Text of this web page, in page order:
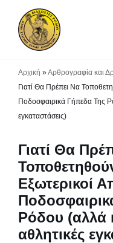
Μεταπηδήστε
Αρχική »Αρθρογραφία και
Γιατί Θα Πρέπει Να
Ποδοσφαιρικά Γήπεδα Της
εγκαταστάσεις)
Γιατί Θα
Εξωτερικοί
Ρόδου (αλλά
αθλητικές